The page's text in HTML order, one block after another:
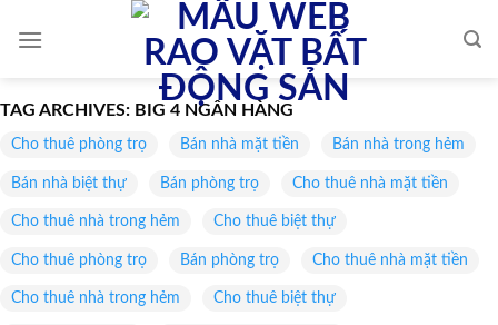
TAG ARCHIVES: BIG 4 NGÂN HÀNG
Cho thuê phòng trọ Bán nhà mặt tiền Bán nhà trong hẻm
Bán nhà biệt thự Bán phòng trọ Cho thuê nhà mặt tiền
Cho thuê nhà trong hẻm Cho thuê biệt thự
Cho thuê phòng trọ Bán phòng trọ Cho thuê nhà mặt tiền
Cho thuê nhà trong hẻm Cho thuê biệt thự